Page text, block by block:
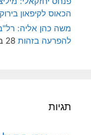
הכאוס לקיפאון
משה כהן אליה:
להפרעה בזהות 28 ביולי 2026
תגיות